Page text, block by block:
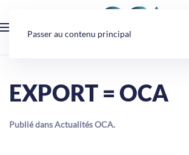
Passer au contenu principal
EXPORT = OCA
Publié dansActualités OCA.
Panneau de gestion des cookies